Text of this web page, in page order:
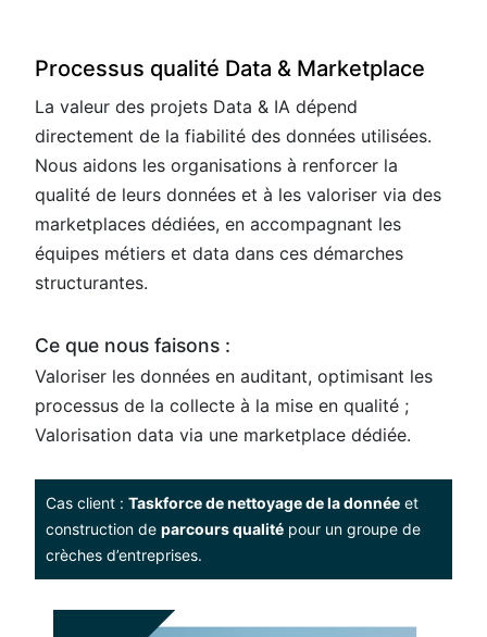
Processus qualité Data & Marketplace
La valeur des projets Data & IA dépend
directement de la fiabilité des données utilisées.
Nous aidons les organisations à renforcer la
qualité de leurs données et à les valoriser via des
marketplaces dédiées, en accompagnant les
équipes métiers et data dans ces démarches
structurantes.
Ce que nous faisons :
Valoriser les données en auditant, optimisant les
processus de la collecte à la mise en qualité​ ;
Valorisation data via une marketplace dédiée​.
Cas client : Taskforce de nettoyage de la donnée et
construction de parcours qualité pour un groupe de
crèches d’entreprises.